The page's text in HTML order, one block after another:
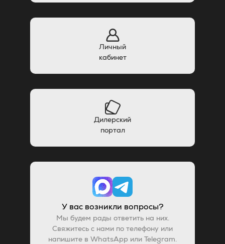
Личный
кабинет
Дилерский
портал
У вас возникли вопросы?
Мы будем рады ответить на них.
Свяжитесь с нами по телефону или
напишите в WhatsApp или Telegram.